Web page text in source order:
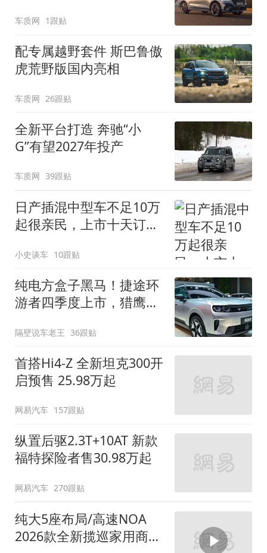
车质网 1跟贴
配专属越野套件 斯巴鲁傲
虎荒野版国内亮相
车质网 26跟贴
全新平台打造 奔驰“小
G”有望2027年投产
车质网 39跟贴
日产插混中型车不足10万
起很亲民，上市十天订单
小史谈车 10跟贴
纯电方盒子黑马！捷途环
游者四季度上市，猎鹰
隔壁说车老王 36跟贴
首搭Hi4-Z 全新坦克300开
启预售 25.98万起
网易汽车 157跟贴
纵置后驱2.3T+10AT 新款
福特探险者售30.98万起
网易汽车 270跟贴
纯大5座布局/高速NOA
2026款全新揽巡家用商务